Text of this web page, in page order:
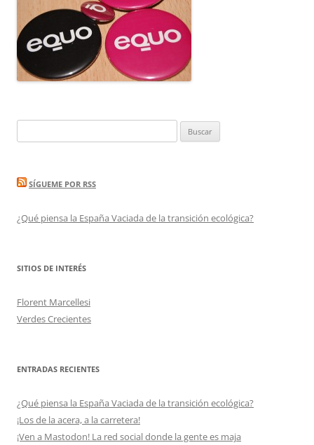
SÍGUEME POR RSS
¿Qué piensa la España Vaciada de la transición ecológica?
SITIOS DE INTERÉS
Florent Marcellesi
Verdes Crecientes
ENTRADAS RECIENTES
¿Qué piensa la España Vaciada de la transición ecológica?
¡Los de la acera, a la carretera!
¡Ven a Mastodon! La red social donde la gente es maja